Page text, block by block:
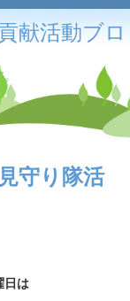
献活動ブロ
守り隊活
日は